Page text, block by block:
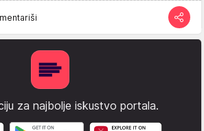
za najbolje iskustvo portala.